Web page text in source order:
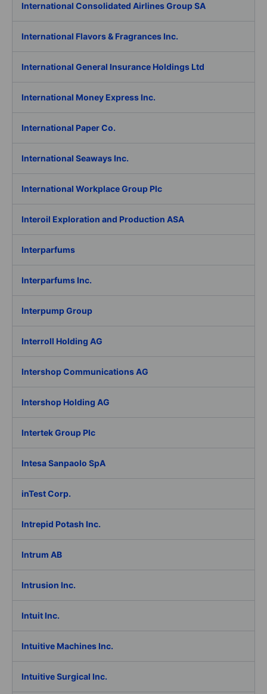
International Consolidated Airlines Group SA
International Flavors & Fragrances Inc.
International General Insurance Holdings Ltd
International Money Express Inc.
International Paper Co.
International Seaways Inc.
International Workplace Group Plc
Interoil Exploration and Production ASA
Interparfums
Interparfums Inc.
Interpump Group
Interroll Holding AG
Intershop Communications AG
Intershop Holding AG
Intertek Group Plc
Intesa Sanpaolo SpA
inTest Corp.
Intrepid Potash Inc.
Intrum AB
Intrusion Inc.
Intuit Inc.
Intuitive Machines Inc.
Intuitive Surgical Inc.